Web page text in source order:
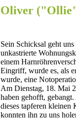
Oliver
Sein Schicksal geht
unkastrierte
einem
Eingriff, wurde es, als
wurde, eine
Am Dienstag, 18. Mai
haben gehofft,
dieses tapferen kleinen
konnten ihn zu uns